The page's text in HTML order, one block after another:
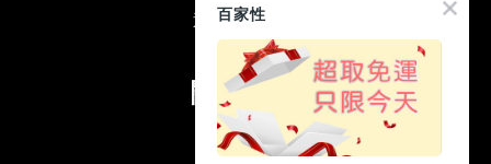
退款方式流程
關注我們
Facebook
Line
百家性